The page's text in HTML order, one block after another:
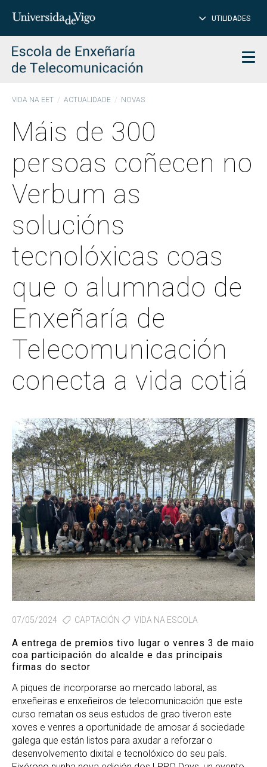
Introduce
para
buscar
UTILIDADES
VIDA NA EET ACTUALIDADE NOVAS
Máis de 300
persoas coñecen no
Verbum as
solucións
tecnolóxicas coas
que o alumnado de
Enxeñaría de
Telecomunicación
conecta a vida cotiá
07/05/2024 CAPTACIÓN VIDA NA ESCOLA
A entrega de premios tivo lugar o venres 3 de maio
coa participación do alcalde e das principais
firmas do sector
A piques de incorporarse ao mercado laboral, as
enxeñeiras e enxeñeiros de telecomunicación que este
curso rematan os seus estudos de grao tiveron este
xoves e venres a oportunidade de amosar á sociedade
galega que están listos para axudar a reforzar o
desenvolvemento dixital e tecnolóxico do seu país.